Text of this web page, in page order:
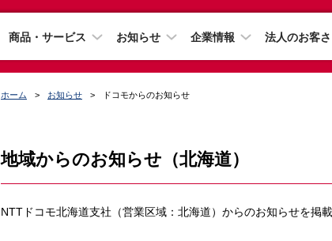
商品・サービス お知らせ 企業情報 法人のお客さ
ホーム お知らせ ドコモからのお知らせ
地域からのお知らせ（北海道）
NTTドコモ北海道支社（営業区域：北海道）からのお知らせを掲載